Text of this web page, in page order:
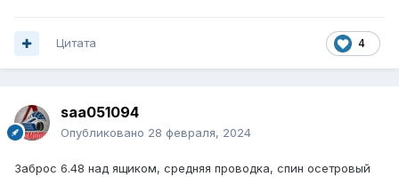
4
Цитата
saa051094
Опубликовано 28 февраля, 2024
Заброс 6.48 над ящиком, средняя проводка, спин осетровый